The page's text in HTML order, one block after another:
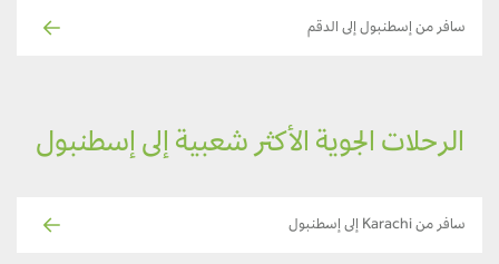
سافر من إسطنبول إلى الدقم
الرحلات الجوية الأكثر شعبية إلى إسطنبول
سافر من Karachi إلى إسطنبول